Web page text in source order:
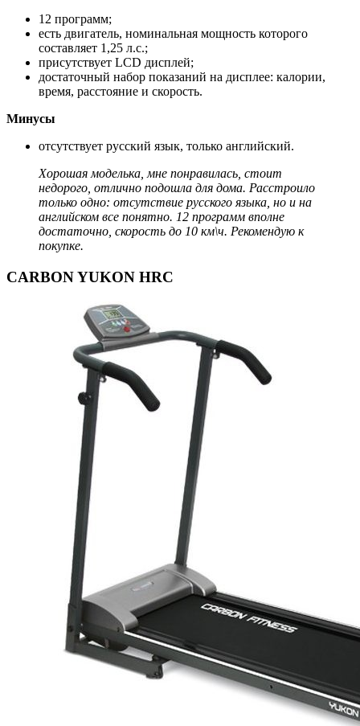
12 программ;
есть двигатель, номинальная мощность которого
составляет 1,25 л.с.;
присутствует LCD дисплей;
достаточный набор показаний на дисплее: калории,
время, расстояние и скорость.
Минусы
отсутствует русский язык, только английский.
Хорошая моделька, мне понравилась, стоит
недорого, отлично подошла для дома. Расстроило
только одно: отсутствие русского языка, но и на
английском все понятно. 12 программ вполне
достаточно, скорость до 10 км\ч. Рекомендую к
покупке.
CARBON YUKON HRC